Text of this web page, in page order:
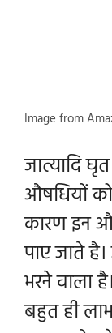
Image from
जात्यादि
औषधियों
कारण इन
पाए जाते
भरने वाला
बहुत ही